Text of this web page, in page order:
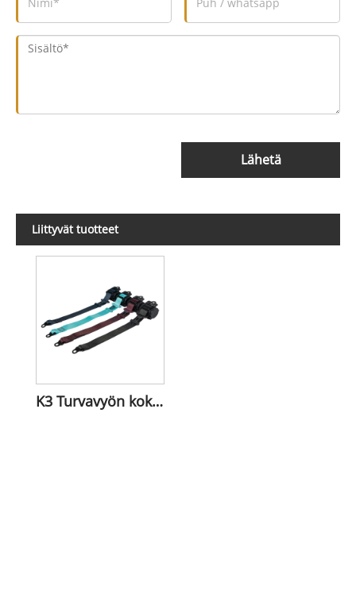
Lähetä
Liittyvät tuotteet
K3 Turvavyön kokoonpano